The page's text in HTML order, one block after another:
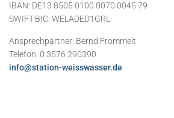
IBAN: DE13 8505 0100 0070 0045 79
SWIFT-BIC: WELADED1GRL
Ansprechpartner: Bernd Frommelt
Telefon: 0 3576 290390
info@station-weisswasser.de